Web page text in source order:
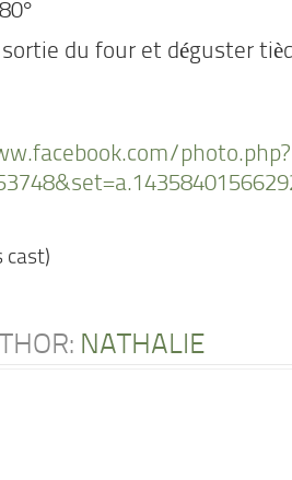
sortie du four et déguster
photo.php?
cast)
NATHALIE